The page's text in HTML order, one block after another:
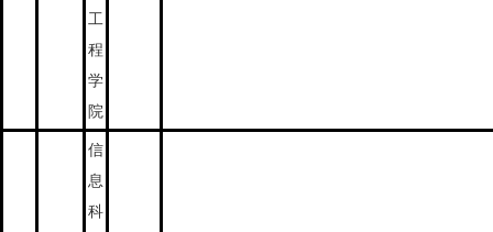
工
程
学
院
信
息
科